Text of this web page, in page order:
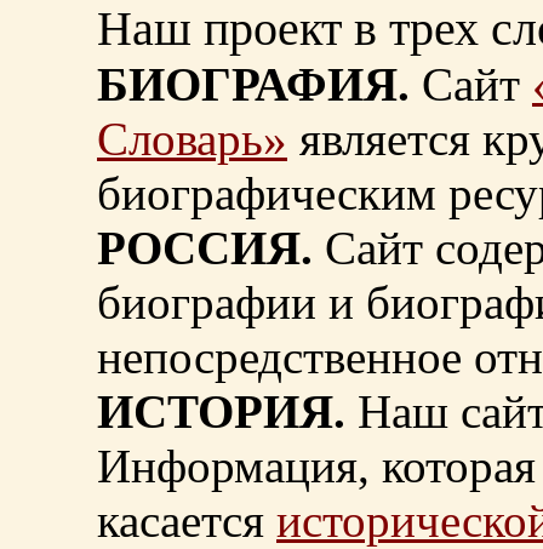
Наш проект в трех
БИОГРАФИЯ. Сайт
Словарь» является
биографическим
РОССИЯ. Сайт
биографии и
непосредственное
ИСТОРИЯ. Наш
Информация, которая
касается